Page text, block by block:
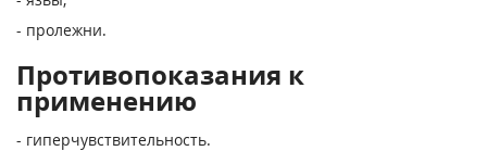
- пролежни.
Противопоказания к
применению
- гиперчувствительность.